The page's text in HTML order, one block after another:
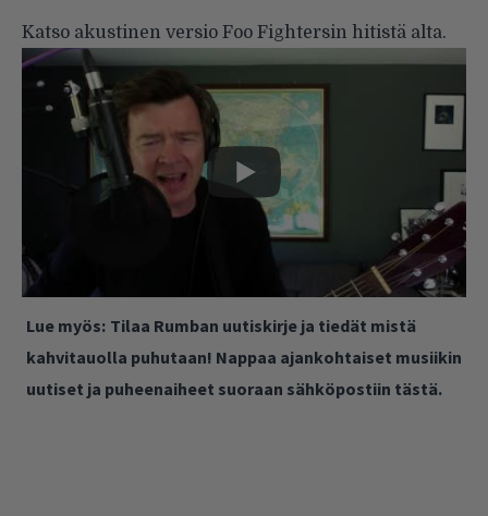
Katso akustinen versio Foo Fightersin hitistä alta.
Lue myös: Tilaa Rumban uutiskirje ja tiedät mistä
kahvitauolla puhutaan! Nappaa ajankohtaiset musiikin
uutiset ja puheenaiheet suoraan sähköpostiin tästä.